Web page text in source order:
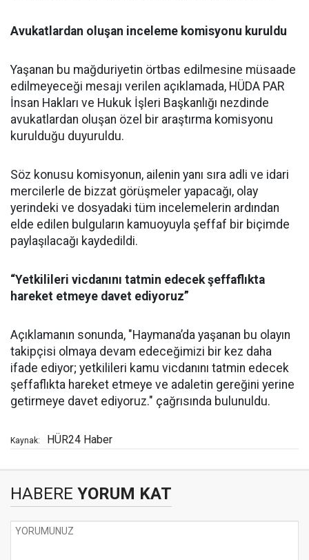
Avukatlardan oluşan inceleme komisyonu kuruldu
Yaşanan bu mağduriyetin örtbas edilmesine müsaade
edilmeyeceği mesajı verilen açıklamada, HÜDA PAR
İnsan Hakları ve Hukuk İşleri Başkanlığı nezdinde
avukatlardan oluşan özel bir araştırma komisyonu
kurulduğu duyuruldu.
Söz konusu komisyonun, ailenin yanı sıra adli ve idari
mercilerle de bizzat görüşmeler yapacağı, olay
yerindeki ve dosyadaki tüm incelemelerin ardından
elde edilen bulguların kamuoyuyla şeffaf bir biçimde
paylaşılacağı kaydedildi.
“Yetkilileri vicdanını tatmin edecek şeffaflıkta
hareket etmeye davet ediyoruz”
Açıklamanın sonunda, "Haymana’da yaşanan bu olayın
takipçisi olmaya devam edeceğimizi bir kez daha
ifade ediyor; yetkilileri kamu vicdanını tatmin edecek
şeffaflıkta hareket etmeye ve adaletin gereğini yerine
getirmeye davet ediyoruz." çağrısında bulunuldu.
Kaynak: HÜR24 Haber
HABERE YORUM KAT